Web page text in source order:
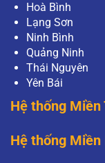
Hoà Bình
Lạng Sơn
Ninh Bình
Quảng Ninh
Thái Nguyên
Yên Bái
Hệ thống Miền
Hệ thống Miền